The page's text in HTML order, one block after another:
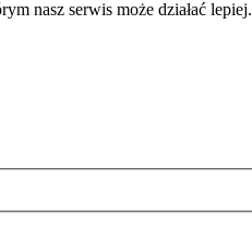
nasz serwis może działać lepiej.